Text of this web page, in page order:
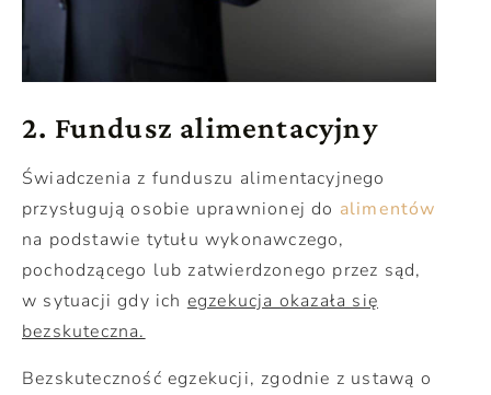
2. Fundusz alimentacyjny
Świadczenia z funduszu alimentacyjnego
przysługują osobie uprawnionej do alimentów
na podstawie tytułu wykonawczego,
pochodzącego lub zatwierdzonego przez sąd,
w sytuacji gdy ich egzekucja okazała się
bezskuteczna.
Bezskuteczność egzekucji, zgodnie z ustawą o